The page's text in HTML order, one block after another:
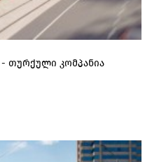
თურქული კომპანია